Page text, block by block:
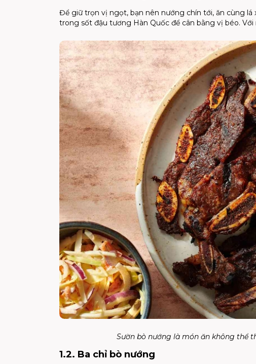
Để giữ trọn vị ngọt, bạn nên nướng chín tới, ăn cùng
trong sốt đậu tương Hàn Quốc để cân bằng vị béo.
Sườn bò nướng là món ăn không thể
1.2. Ba chỉ bò nướng